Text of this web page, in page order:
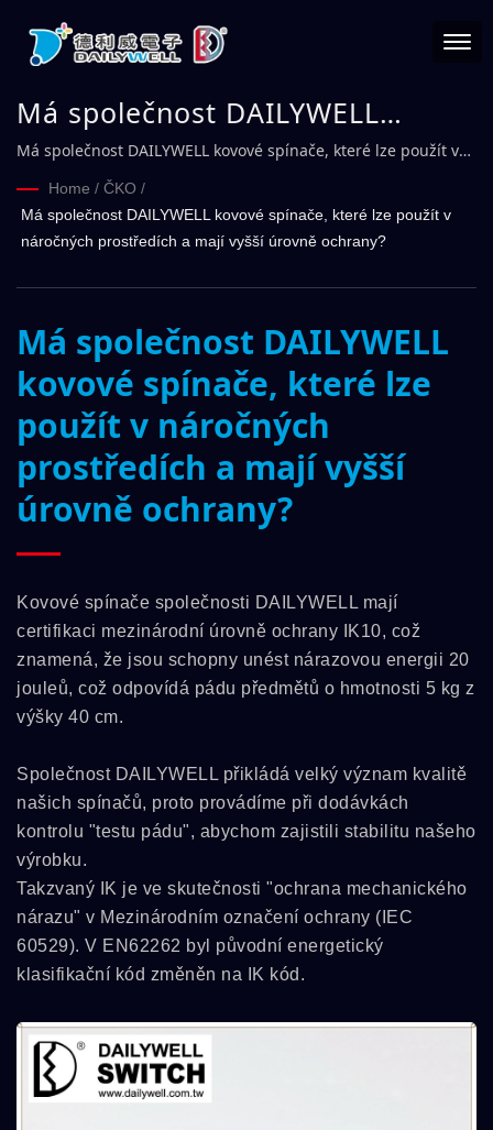
Má společnost DAILYWELL
kovové spínače, které lze použít
v náročných prostředích a mají
vyšší úrovně ochrany?
Má společnost DAILYWELL kovové spínače, které lze použít v
náročných prostředích a mají vyšší úrovně ochrany?
Home / ČKO /
Má společnost DAILYWELL kovové spínače, které lze použít v
náročných prostředích a mají vyšší úrovně ochrany?
Má společnost DAILYWELL
kovové spínače, které lze
použít v náročných
prostředích a mají vyšší
úrovně ochrany?
Kovové spínače společnosti DAILYWELL mají
certifikaci mezinárodní úrovně ochrany IK10, což
znamená, že jsou schopny unést nárazovou energii 20
jouleů, což odpovídá pádu předmětů o hmotnosti 5 kg z
výšky 40 cm.
Společnost DAILYWELL přikládá velký význam kvalitě
našich spínačů, proto provádíme při dodávkách
kontrolu "testu pádu", abychom zajistili stabilitu našeho
výrobku.
Takzvaný IK je ve skutečnosti "ochrana mechanického
nárazu" v Mezinárodním označení ochrany (IEC
60529). V EN62262 byl původní energetický
klasifikační kód změněn na IK kód.